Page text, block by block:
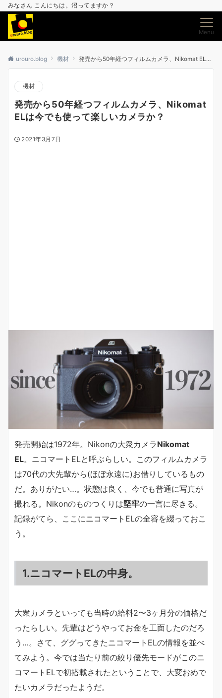
みなさん こんにちは。沼ってますか？
Menu
urouro.blog 機材 発売から50年経つフィルムカメラ、Nikomat ELは今でも使って楽しいカメラか？
機材
発売から50年経つフィルムカメラ、Nikomat
ELは今でも使って楽しいカメラか？
2021年3月7日
発売開始は1972年。Nikonの大衆カメラNikomat
EL。ニコマートELと呼ぶらしい。このフィルムカメラ
は70代の大先輩から(ほぼ永遠に)お借りしているもの
だ。ありがたい…。状態は良く、今でも普通に写真が
撮れる。Nikonのものつくりは堅牢の一言に尽きる。
記録がてら、ここにニコマートELの全容を綴っておこ
う。
1.ニコマートELの中身。
大衆カメラといっても当時の給料2〜3ヶ月分の価格だ
ったらしい。先輩はどうやってお金を工面したのだろ
う…。さて、ググってきたニコマートELの情報を並べ
てみよう。今では当たり前の絞り優先モードがこのニ
コマートELで初搭載されたということで、大変おめで
たいカメラだったようだ。